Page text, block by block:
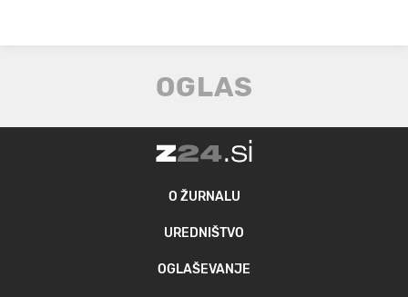
O ŽURNALU
UREDNIŠTVO
OGLAŠEVANJE